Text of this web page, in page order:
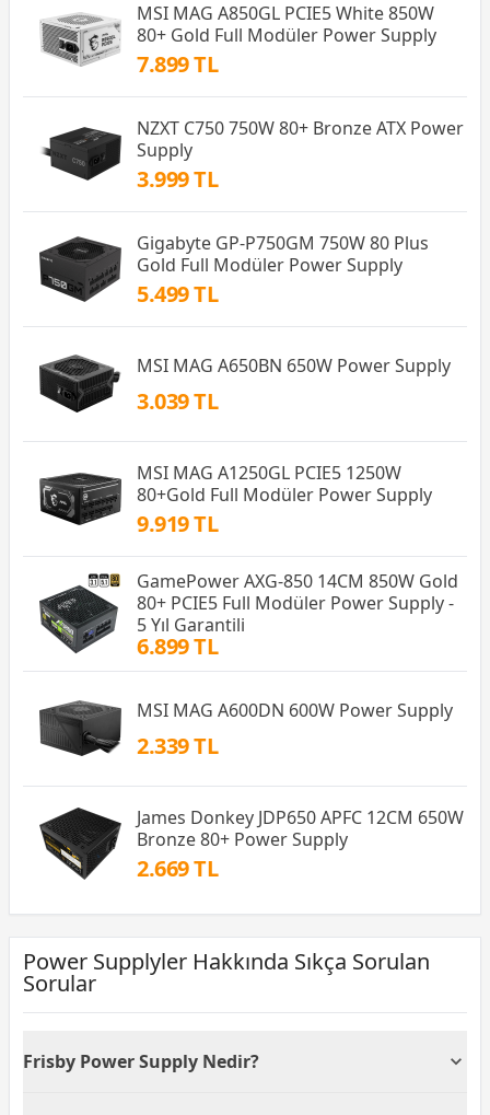
MSI MAG A850GL PCIE5 White 850W
80+ Gold Full Modüler Power Supply
7.899 TL
NZXT C750 750W 80+ Bronze ATX Power
Supply
3.999 TL
Gigabyte GP-P750GM 750W 80 Plus
Gold Full Modüler Power Supply
5.499 TL
MSI MAG A650BN 650W Power Supply
3.039 TL
MSI MAG A1250GL PCIE5 1250W
80+Gold Full Modüler Power Supply
9.919 TL
GamePower AXG-850 14CM 850W Gold
80+ PCIE5 Full Modüler Power Supply -
5 Yıl Garantili
6.899 TL
MSI MAG A600DN 600W Power Supply
2.339 TL
James Donkey JDP650 APFC 12CM 650W
Bronze 80+ Power Supply
2.669 TL
Power Supplyler Hakkında Sıkça Sorulan
Sorular
Frisby Power Supply Nedir?